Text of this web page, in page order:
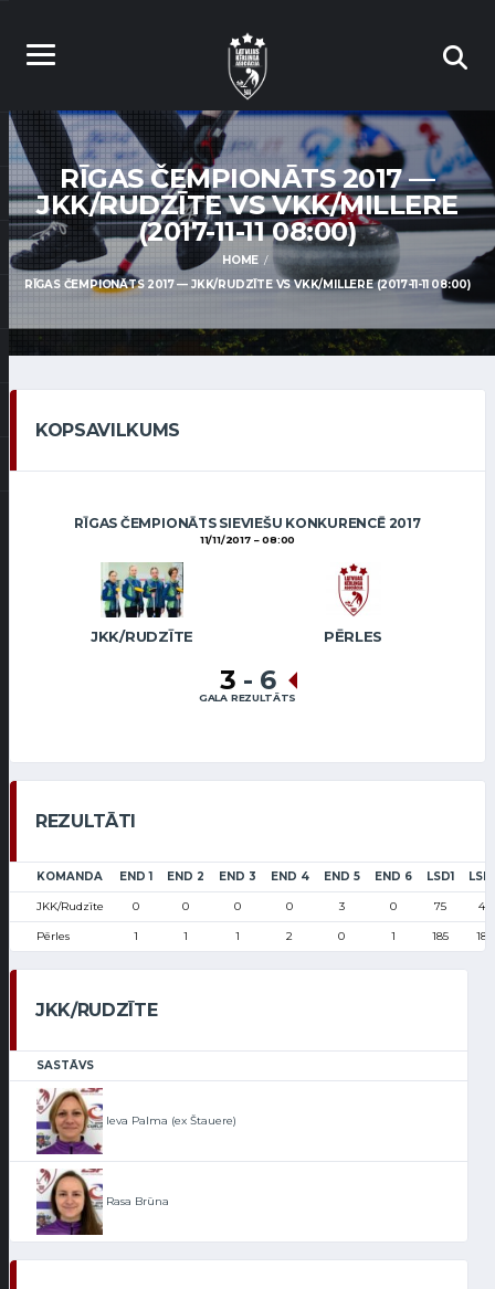
RĪGAS ČEMPIONĀTS 2017 —
JKK/RUDZĪTE VS VKK/MILLERE
(2017-11-11 08:00)
HOME
RĪGAS ČEMPIONĀTS 2017 — JKK/RUDZĪTE VS VKK/MILLERE (2017-11-11 08:00)
KOPSAVILKUMS
RĪGAS ČEMPIONĀTS SIEVIEŠU KONKURENCĒ 2017
11/11/2017 08:00
JKK/RUDZĪTE PĒRLES
3 - 6
GALA REZULTĀTS
REZULTĀTI
KOMANDA END 1 END 2 END 3 END 4 END 5 END 6 LSD1
JKK/Rudzīte 0 0 0 0 3 0 75 41
Pērles 1 1 1 2 0 1 185 185
JKK/RUDZĪTE
SASTĀVS
Ieva Palma (ex Štauere)
Rasa Brūna